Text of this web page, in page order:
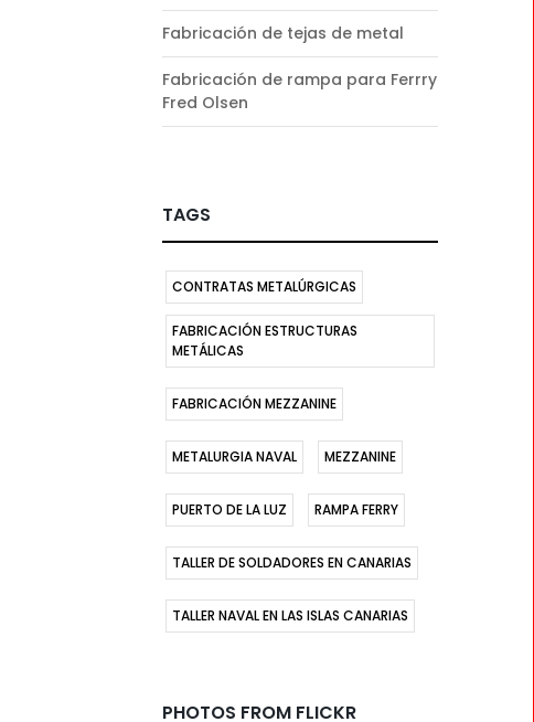
Fabricación de tejas de metal
Fabricación de rampa para Ferrry
Fred Olsen
TAGS
CONTRATAS METALÚRGICAS
FABRICACIÓN ESTRUCTURAS
METÁLICAS
FABRICACIÓN MEZZANINE
METALURGIA NAVAL MEZZANINE
PUERTO DE LA LUZ RAMPA FERRY
TALLER DE SOLDADORES EN CANARIAS
TALLER NAVAL EN LAS ISLAS CANARIAS
PHOTOS FROM FLICKR